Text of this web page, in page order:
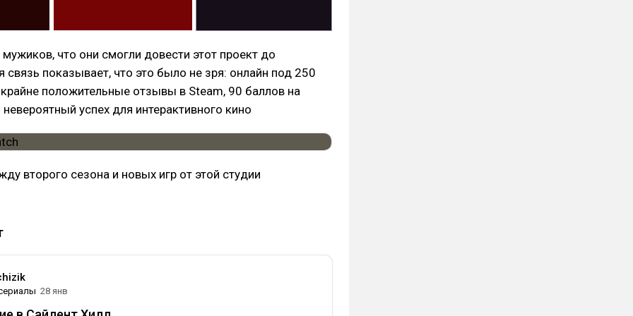
что они смогли довести этот проект до
связь показывает, что это было не зря: онлайн под 250
положительные отзывы в Steam, 90 баллов на
успех для интерактивного кино
второго сезона и новых игр от этой студии
28 янв